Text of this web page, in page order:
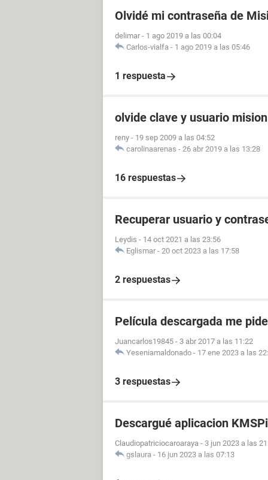
Olvidé mi contraseña de
delimar - 1 ago 2019 a las 00:04
Carlos-vialfa - 1 ago 2019 a las 05:46
1 respuesta
olvide clave y usuario
reny - 19 sep 2009 a las 04:52
carolinaarenas - 26 abr 2019 a las 13:28
16 respuestas
Recuperar usuario y
Leydis - 14 oct 2021 a las 23:56
Eglismar - 20 oct 2023 a las 17:58
2 respuestas
Película descargada me
Juancarlos19845 - 3 abr 2017 a las 11:22
Yeseniamaldonado - 17 ene 2023 a las
3 respuestas
Descargué aplicacion
Claudiopatriciocaroaraya - 3 jun 2023 a las
gslaura - 16 jun 2023 a las 07:13